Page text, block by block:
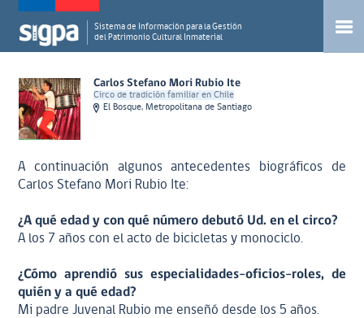
Sistema de Información para la Gestión
del Patrimonio Cultural Inmaterial
Carlos Stefano Mori Rubio Ite
Circo de tradición familiar en Chile
El Bosque, Metropolitana de Santiago
A continuación algunos antecedentes biográficos de
Carlos Stefano Mori Rubio Ite:
¿A qué edad y con qué número debutó Ud. en el circo?
A los 7 años con el acto de bicicletas y monociclo.
¿Cómo aprendió sus especialidades-oficios-roles, de
quién y a qué edad?
Mi padre Juvenal Rubio me enseñó desde los 5 años.